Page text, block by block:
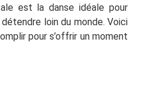
est la danse idéale pour
loin du monde. Voici
pour s’offrir un moment